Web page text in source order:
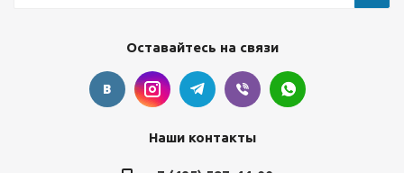
Оставайтесь на связи
Наши контакты